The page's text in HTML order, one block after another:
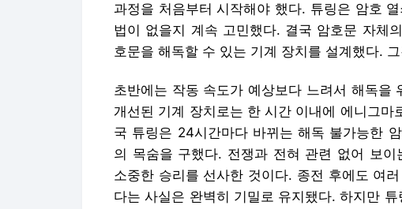
과정을 처음부터 시작해야 했다. 튜링은 암호
법이 없을지 계속 고민했다. 결국 암호문 자체
호문을 해독할 수 있는 기계 장치를 설계했다.
초반에는 작동 속도가 예상보다 느려서 해독을
개선된 기계 장치로는 한 시간 이내에 에니그마
국 튜링은 24시간마다 바뀌는 해독 불가능한
의 목숨을 구했다. 전쟁과 전혀 관련 없어 보
소중한 승리를 선사한 것이다. 종전 후에도 여
다는 사실은 완벽히 기밀로 유지됐다. 하지만